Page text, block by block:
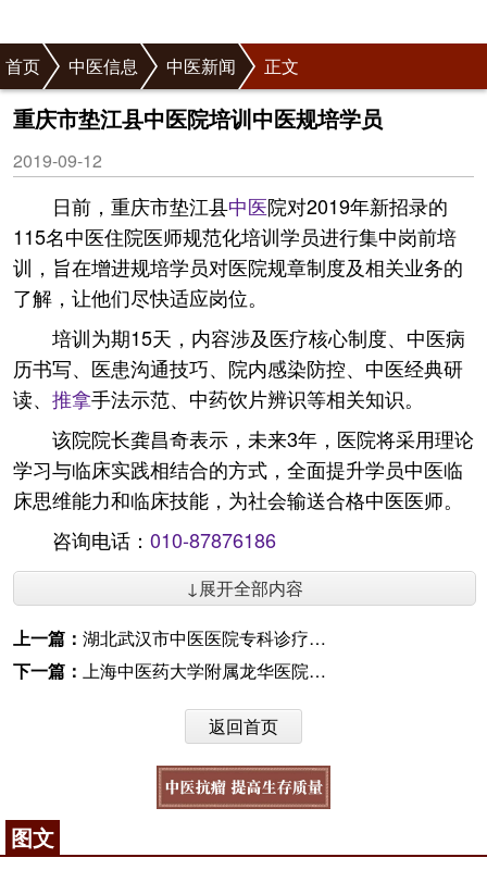
首页 中医信息 中医新闻 正文
重庆市垫江县中医院培训中医规培学员
2019-09-12
日前，重庆市垫江县中医院对2019年新招录的
115名中医住院医师规范化培训学员进行集中岗前培
训，旨在增进规培学员对医院规章制度及相关业务的
了解，让他们尽快适应岗位。
培训为期15天，内容涉及医疗核心制度、中医病
历书写、医患沟通技巧、院内感染防控、中医经典研
读、 推拿手法示范、中药饮片辨识等相关知识。
该院院长龚昌奇表示，未来3年，医院将采用理论
学习与临床实践相结合的方式，全面提升学员中医临
床思维能力和临床技能，为社会输送合格中医医师。
咨询电话： 010-87876186
↓展开全部内容
上一篇： 湖北武汉市中医医院专科诊疗中心基地揭牌
下一篇： 上海中医药大学附属龙华医院与江苏海门卫健委合作
返回首页
图文